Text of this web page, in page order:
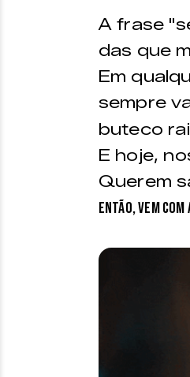
A frase
das que
Em
sempre
buteco
E hoje,
Querem
Então, vem